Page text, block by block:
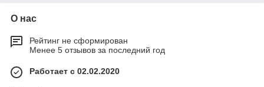
О нас
Рейтинг не сформирован
Менее 5 отзывов за последний год
Работает с 02.02.2020